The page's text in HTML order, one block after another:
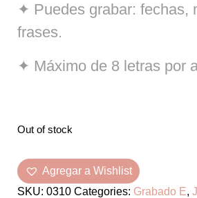
GRABADO E
GRABADO F
ITALIAN CHARMS
PIERCINGS
SIN CATEGORIZAR
WISHLIST
was:
✦ Puedes grabar: fechas,
frases.
✦ Máximo de 8 letras por
Out of stock
Agregar a Wishlist
SKU: 0310 Categories: Grabado E,